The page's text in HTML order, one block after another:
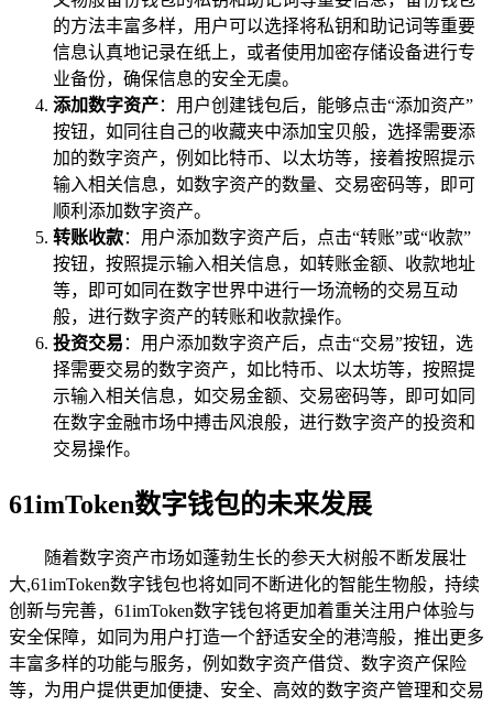
的方法丰富多样，用户可以选择将私钥和助记词等重要
信息认真地记录在纸上，或者使用加密存储设备进行专
业备份，确保信息的安全无虞。
添加数字资产：用户创建钱包后，能够点击“添加资产”
按钮，如同往自己的收藏夹中添加宝贝般，选择需要添
加的数字资产，例如比特币、以太坊等，接着按照提示
输入相关信息，如数字资产的数量、交易密码等，即可
顺利添加数字资产。
转账收款：用户添加数字资产后，点击“转账”或“收款”
按钮，按照提示输入相关信息，如转账金额、收款地址
等，即可如同在数字世界中进行一场流畅的交易互动
般，进行数字资产的转账和收款操作。
投资交易 ：用户添加数字资产后，点击“交易”按钮，选
择需要交易的数字资产，如比特币、以太坊等，按照提
示输入相关信息，如交易金额、交易密码等，即可如同
在数字金融市场中搏击风浪般，进行数字资产的投资和
交易操作。
61imToken数字钱包的未来发展
随着数字资产市场如蓬勃生长的参天大树般不断发展壮
大,61imToken数字钱包也将如同不断进化的智能生物般，持续
创新与完善，61imToken数字钱包将更加着重关注用户体验与
安全保障，如同为用户打造一个舒适安全的港湾般，推出更多
丰富多样的功能与服务，例如数字资产借贷、数字资产保险
等，为用户提供更加便捷、安全、高效的数字资产管理和交易